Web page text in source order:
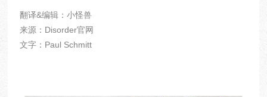
翻译&编辑：小怪兽
来源：Disorder官网
文字：Paul Schmitt